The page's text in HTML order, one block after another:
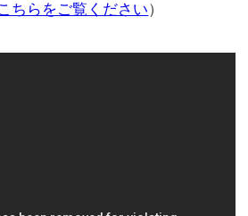
ちらをご覧ください）